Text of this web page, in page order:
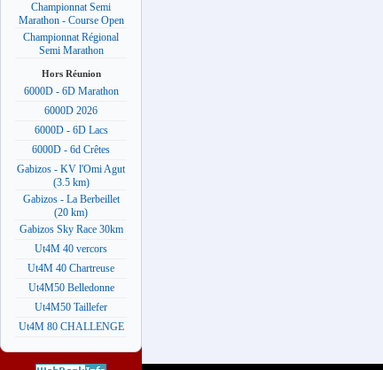
Championnat Semi
Marathon - Course Open
Championnat Régional
Semi Marathon
Hors Réunion
6000D - 6D Marathon
6000D 2026
6000D - 6D Lacs
6000D - 6d Crêtes
Gabizos - KV l'Omi Agut
(3.5 km)
Gabizos - La Berbeillet
(20 km)
Gabizos Sky Race 30km
Ut4M 40 vercors
Ut4M 40 Chartreuse
Ut4M50 Belledonne
Ut4M50 Taillefer
Ut4M 80 CHALLENGE